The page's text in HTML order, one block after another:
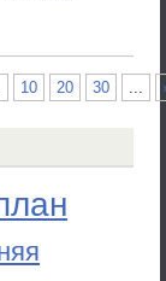
10 20 30 ...